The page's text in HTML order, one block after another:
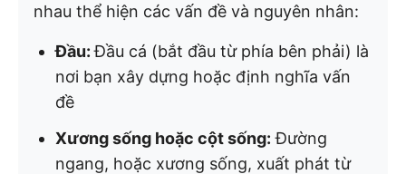
nhau thể hiện các vấn đề và nguyên nhân:
Đầu:Đầu cá (bắt đầu từ phía bên phải) là
nơi bạn xây dựng hoặc định nghĩa vấn
đề
Xương sống hoặc cột sống: Đường
ngang, hoặc xương sống, xuất phát từ